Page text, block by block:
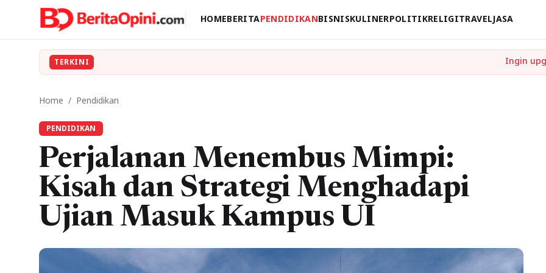
HOMEBERITAPENDIDIKANBISNISKULINERPOLITIKRELIGITRAVELJASA
TERKINI
Home / Pendidikan
PENDIDIKAN
Perjalanan Menembus Mimpi:
Kisah dan Strategi Menghadapi
Ujian Masuk Kampus UI